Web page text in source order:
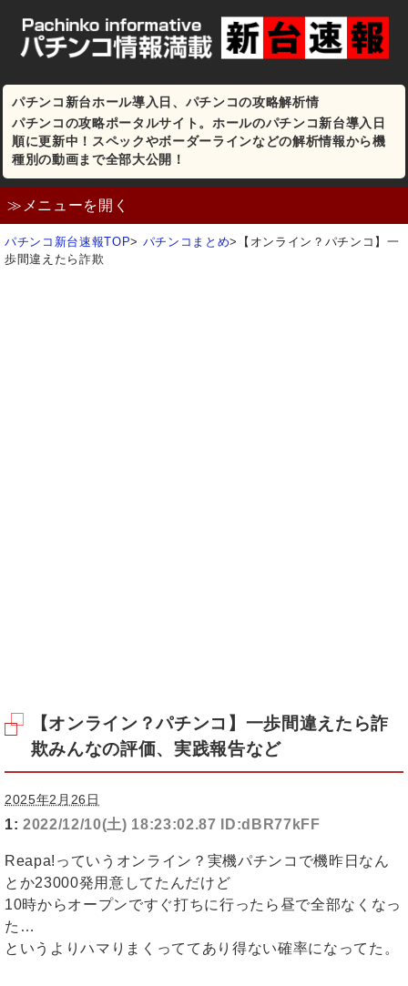
パチンコ新台ホール導入日、パチンコの攻略解析情
パチンコの攻略ポータルサイト。ホールのパチンコ新台導入日
順に更新中！スペックやボーダーラインなどの解析情報から機
種別の動画まで全部大公開！
≫メニューを開く
パチンコ新台速報TOP> パチンコまとめ>
【オンライン？パチンコ】一
歩間違えたら詐欺
【オンライン？パチンコ】一歩間違えたら詐
欺みんなの評価、実践報告など
2025年2月26日
1: 2022/12/10(土) 18:23:02.87 ID:dBR77kFF
Reapa!っていうオンライン？実機パチンコで機昨日なん
とか23000発用意してたんだけど
10時からオープンですぐ打ちに行ったら昼で全部なくなっ
た…
というよりハマりまくっててあり得ない確率になってた。